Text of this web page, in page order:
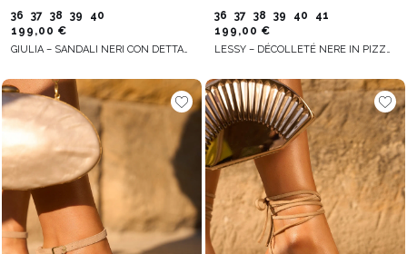
36 37 38 39
40
199,00 €
GIULIA – SANDALI NERI CON DETTAGLI IN MESH
36 37 38 39 40
41
199,00 €
LESSY – DÉCOLLETÉ NERE IN PIZZO CON INSERTI IN SUEDE